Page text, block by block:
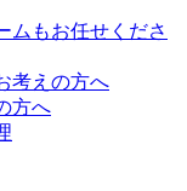
ムもお任せくださ
考えの方へ
方へ